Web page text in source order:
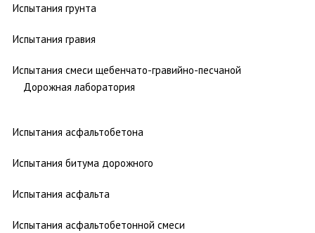
Испытания грунта
Испытания гравия
Испытания смеси щебенчато-гравийно-песчаной
Дорожная лаборатория
Испытания асфальтобетона
Испытания битума дорожного
Испытания асфальта
Испытания асфальтобетонной смеси